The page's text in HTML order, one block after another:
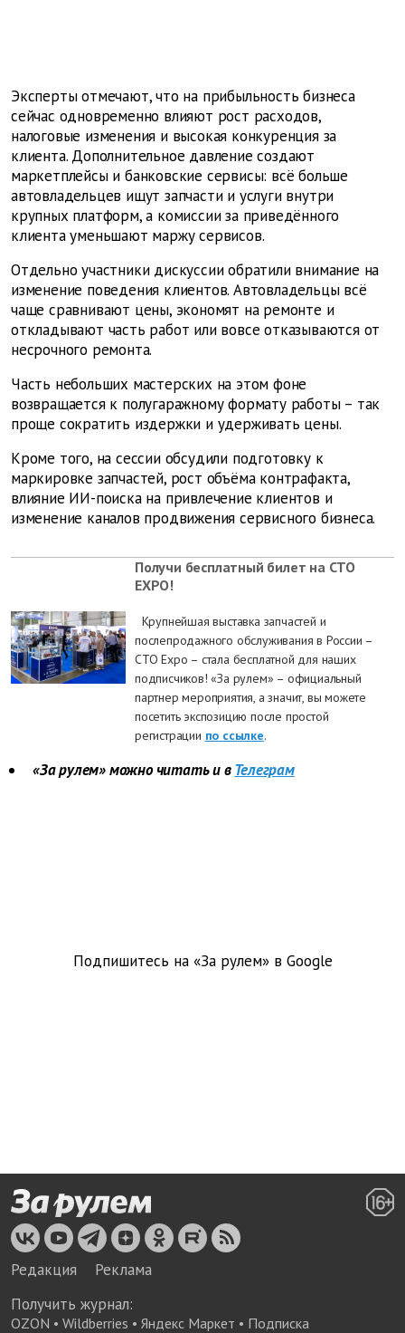
Эксперты отмечают, что на прибыльность бизнеса
сейчас одновременно влияют рост расходов,
налоговые изменения и высокая конкуренция за
клиента. Дополнительное давление создают
маркетплейсы и банковские сервисы: всё больше
автовладельцев ищут запчасти и услуги внутри
крупных платформ, а комиссии за приведённого
клиента уменьшают маржу сервисов.
Отдельно участники дискуссии обратили внимание на
изменение поведения клиентов. Автовладельцы всё
чаще сравнивают цены, экономят на ремонте и
откладывают часть работ или вовсе отказываются от
несрочного ремонта.
Часть небольших мастерских на этом фоне
возвращается к полугаражному формату работы – так
проще сократить издержки и удерживать цены.
Кроме того, на сессии обсудили подготовку к
маркировке запчастей, рост объёма контрафакта,
влияние ИИ-поиска на привлечение клиентов и
изменение каналов продвижения сервисного бизнеса.
Получи бесплатный билет на СТО
EXPO!
Крупнейшая выставка запчастей и
послепродажного обслуживания в России –
CTO Expo – стала бесплатной для наших
подписчиков! «За рулем» – официальный
партнер мероприятия, а значит, вы можете
посетить экспозицию после простой
регистрации по ссылке.
«За рулем» можно читать и вТелеграм
Подпишитесь на «За рулем» в Google
Редакция
Реклама
Получить журнал:
OZON • Wildberries • Яндекс Маркет • Подписка